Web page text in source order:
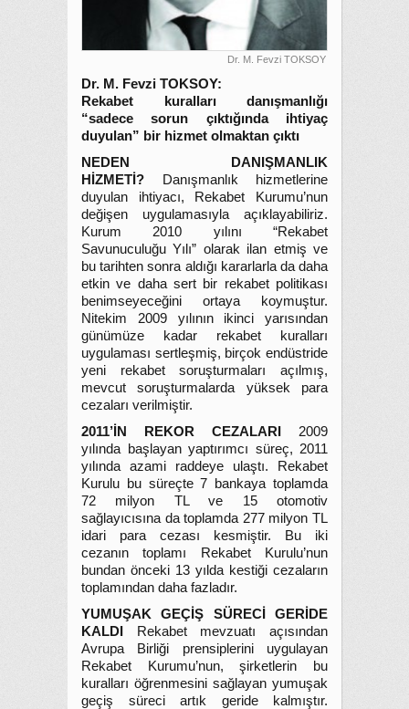
Dr. M. Fevzi TOKSOY
Dr. M. Fevzi TOKSOY:
Rekabet kuralları danışmanlığı
“sadece sorun çıktığında ihtiyaç
duyulan” bir hizmet olmaktan çıktı
NEDEN DANIŞMANLIK
HİZMETİ?
Danışmanlık hizmetlerine
duyulan ihtiyacı, Rekabet Kurumu’nun
değişen uygulamasıyla açıklayabiliriz.
Kurum 2010 yılını “Rekabet
Savunuculuğu Yılı” olarak ilan etmiş ve
bu tarihten sonra aldığı kararlarla da daha
etkin ve daha sert bir rekabet politikası
benimseyeceğini ortaya koymuştur.
Nitekim 2009 yılının ikinci yarısından
günümüze kadar rekabet kuralları
uygulaması sertleşmiş, birçok endüstride
yeni rekabet soruşturmaları açılmış,
mevcut soruşturmalarda yüksek para
cezaları verilmiştir.
2011’İN REKOR CEZALARI
2009
yılında başlayan yaptırımcı süreç, 2011
yılında azami raddeye ulaştı. Rekabet
Kurulu bu süreçte 7 bankaya toplamda
72 milyon TL ve 15 otomotiv
sağlayıcısına da toplamda 277 milyon TL
idari para cezası kesmiştir. Bu iki
cezanın toplamı Rekabet Kurulu’nun
bundan önceki 13 yılda kestiği cezaların
toplamından daha fazladır.
YUMUŞAK GEÇİŞ SÜRECİ GERİDE
KALDI
Rekabet mevzuatı açısından
Avrupa Birliği prensiplerini uygulayan
Rekabet Kurumu’nun, şirketlerin bu
kuralları öğrenmesini sağlayan yumuşak
geçiş süreci artık geride kalmıştır.